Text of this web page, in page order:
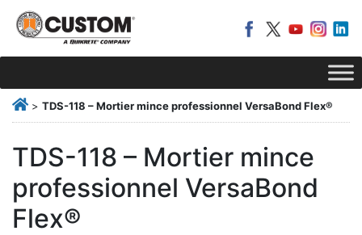
> TDS-118 – Mortier mince professionnel VersaBond Flex®
TDS-118 – Mortier mince
professionnel VersaBond
Flex®